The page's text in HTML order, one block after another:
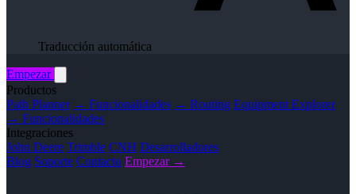
Traducción automática
Empezar
Productos
Path Planner → Funcionalidades → Routing Equipment Explorer
→ Funcionalidades
Integraciones
John Deere Trimble CNH Desarrolladores
Blog Soporte Contacto Empezar →